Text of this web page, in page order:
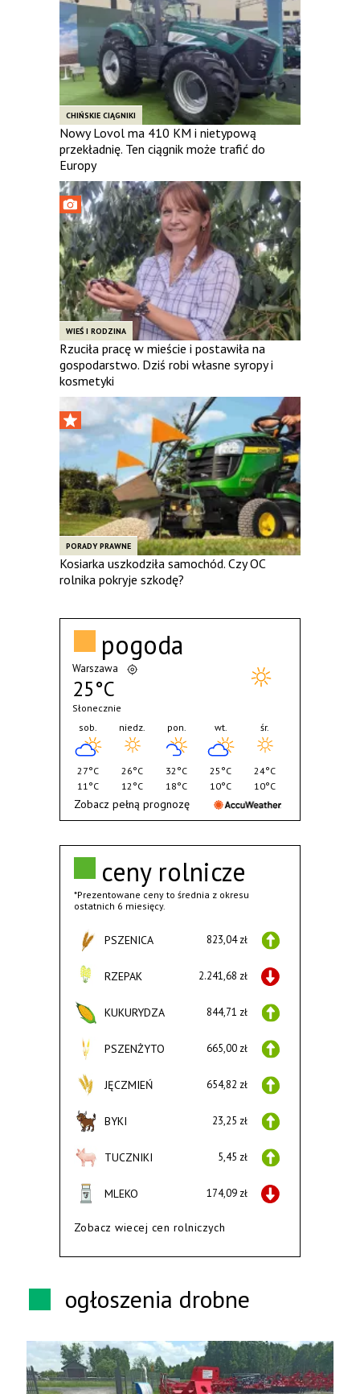
CHIŃSKIE CIĄGNIKI
Nowy Lovol ma 410 KM i nietypową
przekładnię. Ten ciągnik może trafić do
Europy
WIEŚ I RODZINA
Rzuciła pracę w mieście i postawiła na
gospodarstwo. Dziś robi własne syropy i
kosmetyki
PORADY PRAWNE
Kosiarka uszkodziła samochód. Czy OC
rolnika pokryje szkodę?
ceny rolnicze
*Prezentowane ceny to średnia z okresu
ostatnich 6 miesięcy.
PSZENICA 823,04 zł
RZEPAK 2.241,68 zł
KUKURYDZA 844,71 zł
PSZENŻYTO 665,00 zł
JĘCZMIEŃ 654,82 zł
BYKI 23,25 zł
TUCZNIKI 5,45 zł
MLEKO 174,09 zł
Zobacz wiecej cen rolniczych
pogoda
Warszawa
25°C
Słonecznie
sob.
27°C
11°C
niedz.
26°C
12°C
pon.
32°C
18°C
wt.
25°C
10°C
śr.
24°C
10°C
Zobacz pełną prognozę
ogłoszenia drobne